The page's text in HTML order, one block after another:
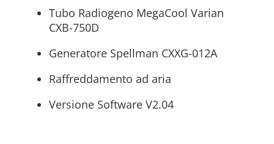
Tubo Radiogeno MegaCool Varian
CXB-750D
Generatore Spellman CXXG-012A
Raffreddamento ad aria
Versione Software V2.04